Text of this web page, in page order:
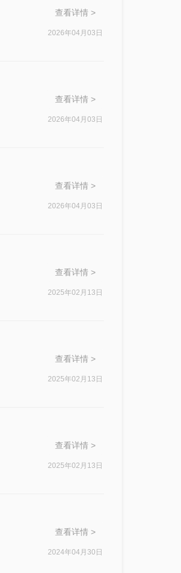
查看详情 >
2026年04月03日
查看详情 >
2026年04月03日
查看详情 >
2026年04月03日
查看详情 >
2025年02月13日
查看详情 >
2025年02月13日
查看详情 >
2025年02月13日
查看详情 >
2024年04月30日